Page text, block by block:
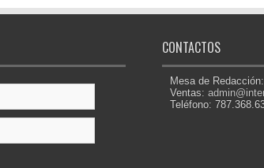
CONTACTOS
Mesa de Redacción:
Ventas:
Teléfono: